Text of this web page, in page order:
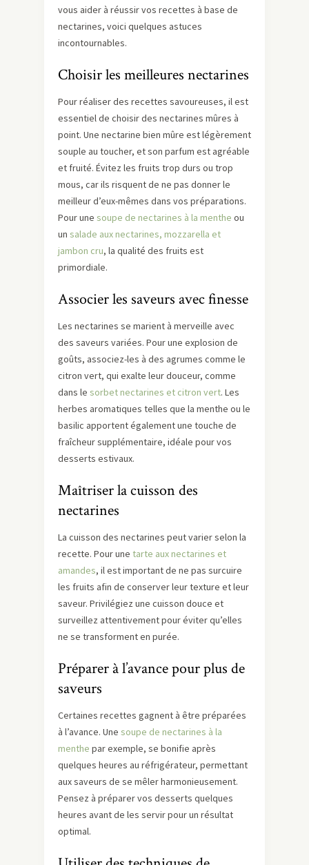
vous aider à réussir vos recettes à base de
nectarines, voici quelques astuces
incontournables.
Choisir les meilleures nectarines
Pour réaliser des recettes savoureuses, il est
essentiel de choisir des nectarines mûres à
point. Une nectarine bien mûre est légèrement
souple au toucher, et son parfum est agréable
et fruité. Évitez les fruits trop durs ou trop
mous, car ils risquent de ne pas donner le
meilleur d’eux-mêmes dans vos préparations.
Pour une soupe de nectarines à la menthe ou
un salade aux nectarines, mozzarella et
jambon cru, la qualité des fruits est
primordiale.
Associer les saveurs avec finesse
Les nectarines se marient à merveille avec
des saveurs variées. Pour une explosion de
goûts, associez-les à des agrumes comme le
citron vert, qui exalte leur douceur, comme
dans le sorbet nectarines et citron vert. Les
herbes aromatiques telles que la menthe ou le
basilic apportent également une touche de
fraîcheur supplémentaire, idéale pour vos
desserts estivaux.
Maîtriser la cuisson des
nectarines
La cuisson des nectarines peut varier selon la
recette. Pour une tarte aux nectarines et
amandes, il est important de ne pas surcuire
les fruits afin de conserver leur texture et leur
saveur. Privilégiez une cuisson douce et
surveillez attentivement pour éviter qu’elles
ne se transforment en purée.
Préparer à l’avance pour plus de
saveurs
Certaines recettes gagnent à être préparées
à l’avance. Une soupe de nectarines à la
menthe par exemple, se bonifie après
quelques heures au réfrigérateur, permettant
aux saveurs de se mêler harmonieusement.
Pensez à préparer vos desserts quelques
heures avant de les servir pour un résultat
optimal.